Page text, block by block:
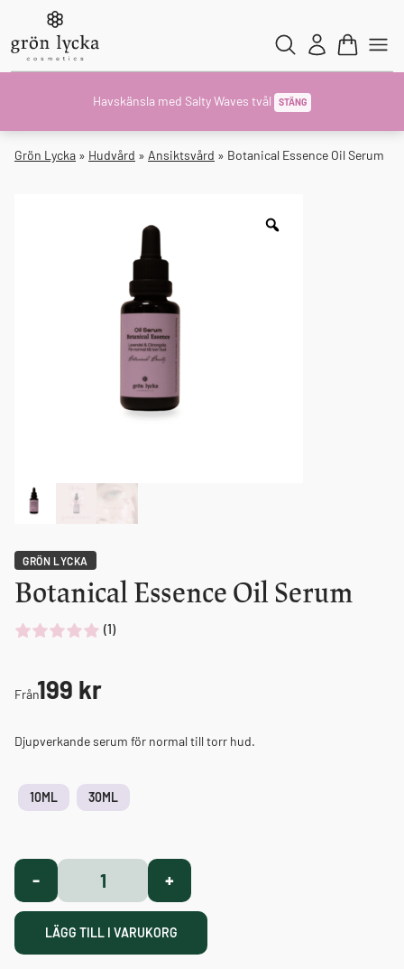
Havskänsla med Salty Waves tvål STÄNG
Grön Lycka » Hudvård » Ansiktsvård » Botanical Essence Oil Serum
GRÖN LYCKA
Botanical Essence Oil Serum
(1)
Från199 kr
Djupverkande serum för normal till torr hud.
10ML 30ML
-
Botanical
Essence
Oil
Serum
mängd
+
LÄGG TILL I VARUKORG